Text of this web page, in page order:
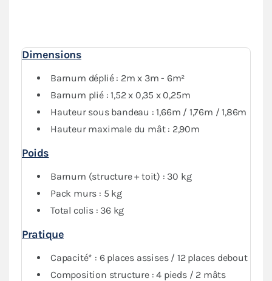
sur la bâche de toit. Le kit d'accroche est composé de
barres transversales, deux pièces de connexion ainsi
que d'une barre de maintien horizontal.
Dimensions
Barnum déplié : 2m x 3m - 6m²
Barnum plié : 1,52 x 0,35 x 0,25m
Hauteur sous bandeau : 1,66m / 1,76m / 1,86m
Hauteur maximale du mât : 2,90m
Poids
Barnum (structure + toit) : 30 kg
Pack murs : 5 kg
Total colis : 36 kg
Pratique
Capacité* : 6 places assises / 12 places debout
Composition structure : 4 pieds / 2 mâts